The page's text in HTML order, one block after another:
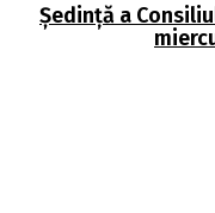
Şedinţă a